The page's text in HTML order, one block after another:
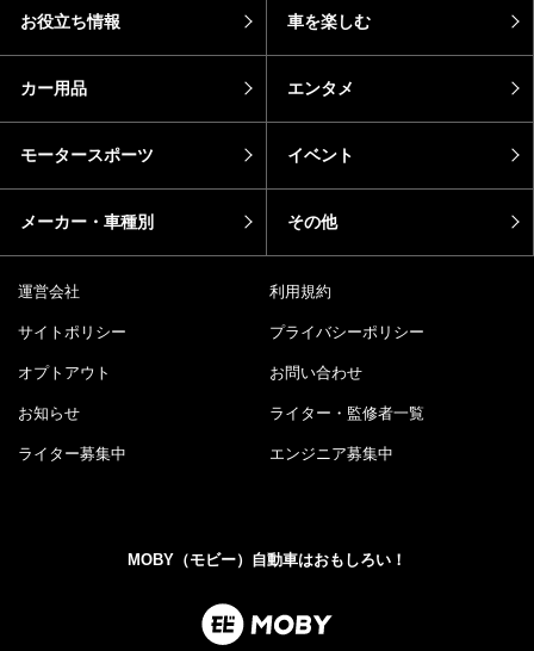
お役立ち情報 車を楽しむ
カー用品 エンタメ
モータースポーツ イベント
メーカー・車種別 その他
運営会社 利用規約
サイトポリシー プライバシーポリシー
オプトアウト お問い合わせ
お知らせ ライター・監修者一覧
ライター募集中 エンジニア募集中
MOBY（モビー）自動車はおもしろい！